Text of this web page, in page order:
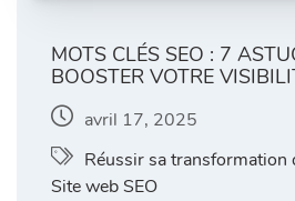
MOTS CLÉS SEO : 7
BOOSTER VOTRE
avril 17, 2025
Réussir sa transformation
Site web SEO